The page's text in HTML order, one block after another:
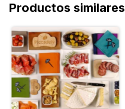
Productos similares